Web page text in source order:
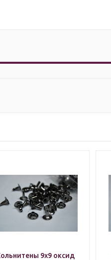
9х9 оксид